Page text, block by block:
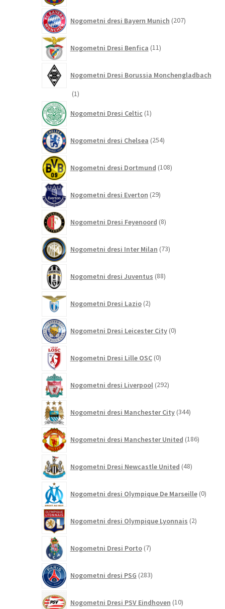
Nogometni dresi Bayern Munich 207izdelkov
Nogometni Dresi Benfica 11izdelkov
Nogometni Dresi Borussia Monchengladbach
11
Nogometni Dresi Celtic 1izdelek
Nogometni dresi Chelsea 254izdelkov
Nogometni dresi Dortmund 108izdelkov
Nogometni dresi Everton 29izdelkov
Nogometni Dresi Feyenoord 8izdelkov
Nogometni dresi Inter Milan 73izdelkov
Nogometni dresi Juventus 88izdelkov
Nogometni Dresi Lazio 2izdelka
Nogometni Dresi Leicester City 0izdelkov
Nogometni Dresi Lille OSC 0izdelkov
Nogometni dresi Liverpool 292izdelkov
Nogometni dresi Manchester City 344izdelkov
Nogometni dresi Manchester United 186izdelkov
Nogometni Dresi Newcastle United 48izdelkov
Nogometni dresi Olympique De Marseille 0
Nogometni dresi Olympique Lyonnais 2izdelka
Nogometni Dresi Porto 7izdelkov
Nogometni dresi PSG 283izdelkov
Nogometni Dresi PSV Eindhoven 10izdelkov